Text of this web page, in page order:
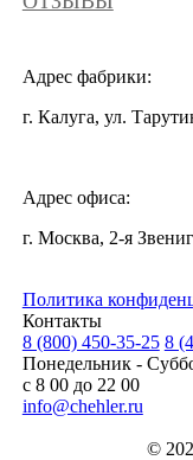
Адрес фабрики:
г. Калуга, ул.
Адрес офиса:
г. Москва, 2-я
Политика
Контакты
8 (800) 450-35-25 8
Понедельник -
с 8 00 до 22 00
info@chehler.ru
©